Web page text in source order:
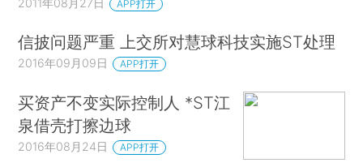
APP打开
信披问题严重 上交所对慧球科技实施ST处理
2016年09月09日 APP打开
买资产不变实际控制人 *ST江
泉借壳打擦边球
2016年08月24日 APP打开